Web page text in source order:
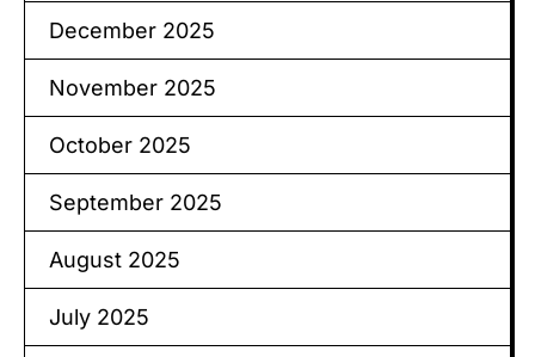
December 2025
November 2025
October 2025
September 2025
August 2025
July 2025